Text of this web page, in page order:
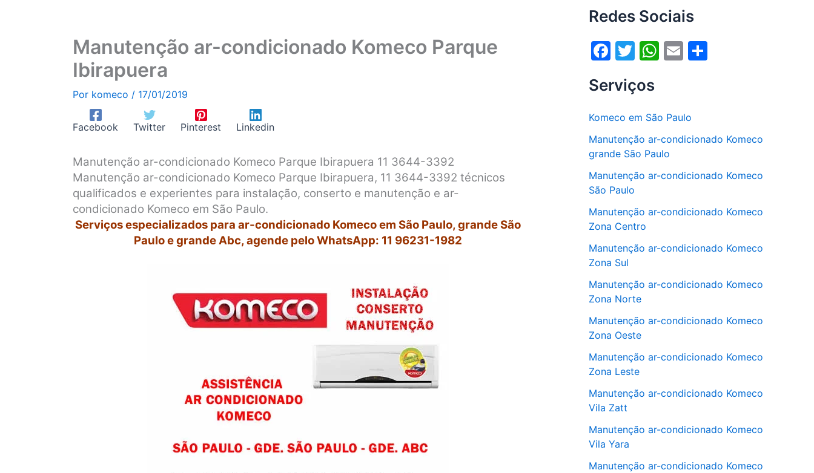
Manutenção ar-condicionado Komeco Parque
Ibirapuera
Por komeco / 17/01/2019
Facebook Twitter Pinterest Linkedin
Manutenção ar-condicionado Komeco Parque Ibirapuera 11 3644-3392
Manutenção ar-condicionado Komeco Parque Ibirapuera, 11 3644-3392 técnicos
qualificados e experientes para instalação, conserto e manutenção e ar-
condicionado Komeco em São Paulo.
Serviços especializados para ar-condicionado Komeco em São Paulo, grande São
Paulo e grande Abc, agende pelo WhatsApp: 11 96231-1982
Redes Sociais
F
c
b
o
o
k
T
itt
er
W
s
A
p
E
l
Serviços
Komeco em São Paulo
Manutenção ar-condicionado Komeco
grande São Paulo
Manutenção ar-condicionado Komeco
São Paulo
Manutenção ar-condicionado Komeco
Zona Centro
Manutenção ar-condicionado Komeco
Zona Sul
Manutenção ar-condicionado Komeco
Zona Norte
Manutenção ar-condicionado Komeco
Zona Oeste
Manutenção ar-condicionado Komeco
Zona Leste
Manutenção ar-condicionado Komeco
Vila Zatt
Manutenção ar-condicionado Komeco
Vila Yara
Manutenção ar-condicionado Komeco